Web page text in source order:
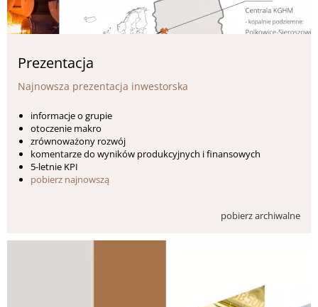
Prezentacja
Najnowsza prezentacja inwestorska
informacje o grupie
otoczenie makro
zrównoważony rozwój
komentarze do wyników produkcyjnych i finansowych
5-letnie KPI
pobierz najnowszą
pobierz archiwalne